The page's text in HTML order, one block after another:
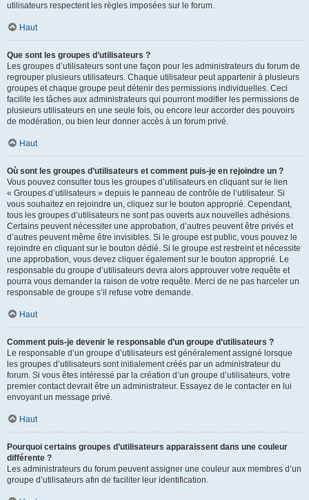
utilisateurs respectent les règles imposées sur le forum.
Haut
Que sont les groupes d’utilisateurs ?
Les groupes d’utilisateurs sont une façon pour les administrateurs du forum de
regrouper plusieurs utilisateurs. Chaque utilisateur peut appartenir à plusieurs
groupes et chaque groupe peut détenir des permissions individuelles. Ceci
facilite les tâches aux administrateurs qui pourront modifier les permissions de
plusieurs utilisateurs en une seule fois, ou encore leur accorder des pouvoirs
de modération, ou bien leur donner accès à un forum privé.
Haut
Où sont les groupes d’utilisateurs et comment puis-je en rejoindre un ?
Vous pouvez consulter tous les groupes d’utilisateurs en cliquant sur le lien
« Groupes d’utilisateurs » depuis le panneau de contrôle de l’utilisateur. Si
vous souhaitez en rejoindre un, cliquez sur le bouton approprié. Cependant,
tous les groupes d’utilisateurs ne sont pas ouverts aux nouvelles adhésions.
Certains peuvent nécessiter une approbation, d’autres peuvent être privés et
d’autres peuvent même être invisibles. Si le groupe est public, vous pouvez le
rejoindre en cliquant sur le bouton dédié. Si le groupe est restreint et nécessite
une approbation, vous devez cliquer également sur le bouton approprié. Le
responsable du groupe d’utilisateurs devra alors approuver votre requête et
pourra vous demander la raison de votre requête. Merci de ne pas harceler un
responsable de groupe s’il refuse votre demande.
Haut
Comment puis-je devenir le responsable d’un groupe d’utilisateurs ?
Le responsable d’un groupe d’utilisateurs est généralement assigné lorsque
les groupes d’utilisateurs sont initialement créés par un administrateur du
forum. Si vous êtes intéressé par la création d’un groupe d’utilisateurs, votre
premier contact devrait être un administrateur. Essayez de le contacter en lui
envoyant un message privé.
Haut
Pourquoi certains groupes d’utilisateurs apparaissent dans une couleur
différente ?
Les administrateurs du forum peuvent assigner une couleur aux membres d’un
groupe d’utilisateurs afin de faciliter leur identification.